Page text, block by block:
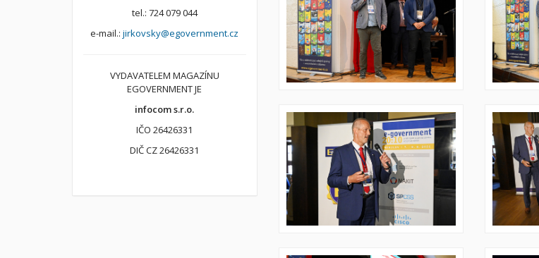
tel.: 724 079 044
e-mail.:jirkovsky@egovernment.cz
VYDAVATELEM MAGAZÍNU
EGOVERNMENT JE
infocom s.r.o.
IČO 26426331
DIČ CZ 26426331